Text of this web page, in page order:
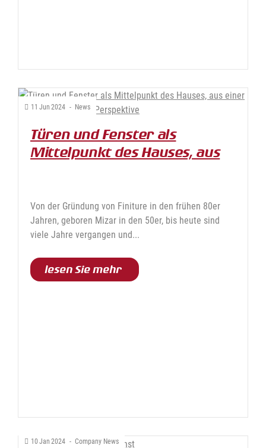
11 Jun2024 - News
Türen und Fenster als
Mittelpunkt des Hauses, aus
Von der Gründung von Finiture in den frühen 80er
Jahren, geboren Mizar in den 50er, bis heute sind
viele Jahre vergangen und...
lesen Sie mehr
10Jan2024 - Company News